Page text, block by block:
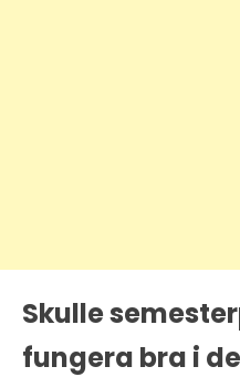
Skulle
fungera bra i